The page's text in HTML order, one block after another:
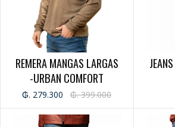
REMERA MANGAS LARGAS
-URBAN COMFORT
₲. 279.300 ₲. 399.000